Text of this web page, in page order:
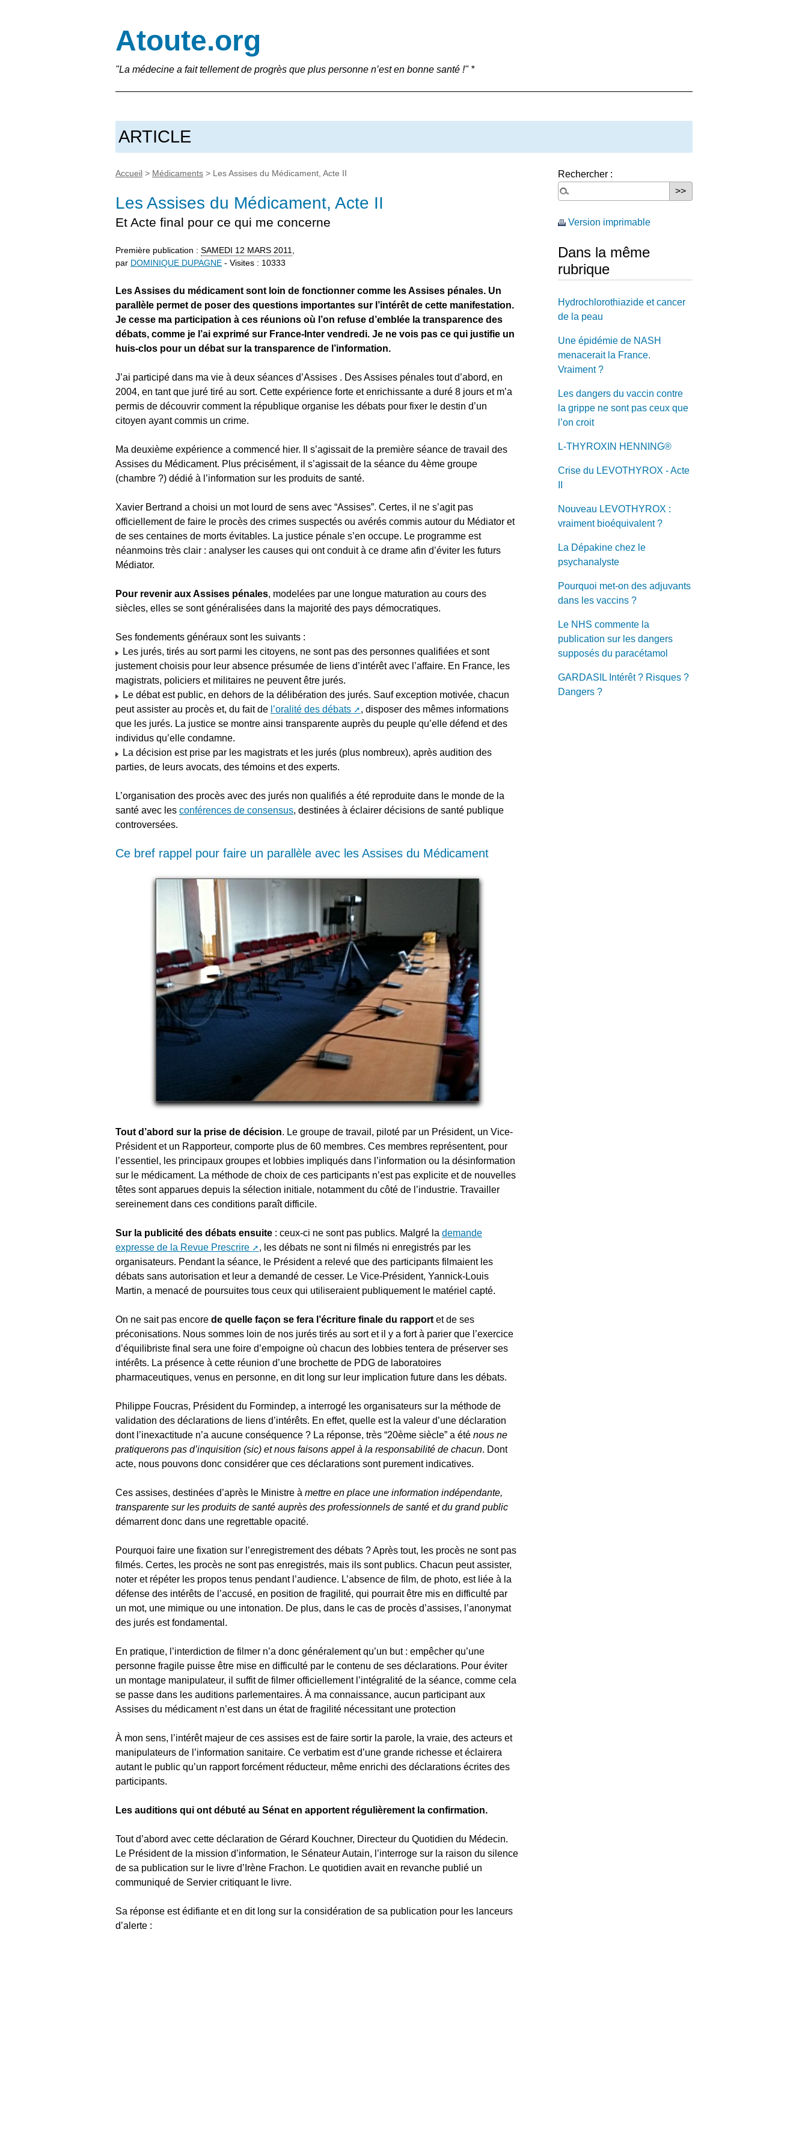
Atoute.org
"La médecine a fait tellement de progrès que plus personne n’est en bonne santé !" *
ARTICLE
Accueil > Médicaments > Les Assises du Médicament, Acte II
Les Assises du Médicament, Acte II
Et Acte final pour ce qui me concerne
Première publication : SAMEDI 12 MARS 2011
par DOMINIQUE DUPAGNE - Visites : 10333
Les Assises du médicament sont loin de fonctionner comme les Assises pénales. Un
parallèle permet de poser des questions importantes sur l’intérêt de cette manifestation.
Je cesse ma participation à ces réunions où l’on refuse d’emblée la transparence des
débats, comme je l’ai exprimé sur France-Inter vendredi. Je ne vois pas ce qui justifie un
huis-clos pour un débat sur la transparence de l’information.
J’ai participé dans ma vie à deux séances d’Assises . Des Assises pénales tout d’abord, en
2004, en tant que juré tiré au sort. Cette expérience forte et enrichissante a duré 8 jours et m’a
permis de découvrir comment la république organise les débats pour fixer le destin d’un
citoyen ayant commis un crime.
Ma deuxième expérience a commencé hier. Il s’agissait de la première séance de travail des
Assises du Médicament. Plus précisément, il s’agissait de la séance du 4ème groupe
(chambre ?) dédié à l’information sur les produits de santé.
Xavier Bertrand a choisi un mot lourd de sens avec “Assises”. Certes, il ne s’agit pas
officiellement de faire le procès des crimes suspectés ou avérés commis autour du Médiator et
de ses centaines de morts évitables. La justice pénale s’en occupe. Le programme est
néanmoins très clair : analyser les causes qui ont conduit à ce drame afin d’éviter les futurs
Médiator.
Pour revenir aux Assises pénales, modelées par une longue maturation au cours des
siècles, elles se sont généralisées dans la majorité des pays démocratiques.
Ses fondements généraux sont les suivants :
Les jurés, tirés au sort parmi les citoyens, ne sont pas des personnes qualifiées et sont
justement choisis pour leur absence présumée de liens d’intérêt avec l’affaire. En France, les
magistrats, policiers et militaires ne peuvent être jurés.
Le débat est public, en dehors de la délibération des jurés. Sauf exception motivée, chacun
peut assister au procès et, du fait de l’oralité des débats
, disposer des mêmes informations
que les jurés. La justice se montre ainsi transparente auprès du peuple qu’elle défend et des
individus qu’elle condamne.
La décision est prise par les magistrats et les jurés (plus nombreux), après audition des
parties, de leurs avocats, des témoins et des experts.
L’organisation des procès avec des jurés non qualifiés a été reproduite dans le monde de la
santé avec les conférences de consensus, destinées à éclairer décisions de santé publique
controversées.
Ce bref rappel pour faire un parallèle avec les Assises du Médicament
Tout d’abord sur la prise de décision. Le groupe de travail, piloté par un Président, un Vice-
Président et un Rapporteur, comporte plus de 60 membres. Ces membres représentent, pour
l’essentiel, les principaux groupes et lobbies impliqués dans l’information ou la désinformation
sur le médicament. La méthode de choix de ces participants n’est pas explicite et de nouvelles
têtes sont apparues depuis la sélection initiale, notamment du côté de l’industrie. Travailler
sereinement dans ces conditions paraît difficile.
Sur la publicité des débats ensuite : ceux-ci ne sont pas publics. Malgré la demande
expresse de la Revue Prescrire
, les débats ne sont ni filmés ni enregistrés par les
organisateurs. Pendant la séance, le Président a relevé que des participants filmaient les
débats sans autorisation et leur a demandé de cesser. Le Vice-Président, Yannick-Louis
Martin, a menacé de poursuites tous ceux qui utiliseraient publiquement le matériel capté.
On ne sait pas encore de quelle façon se fera l’écriture finale du rapport et de ses
préconisations. Nous sommes loin de nos jurés tirés au sort et il y a fort à parier que l’exercice
d’équilibriste final sera une foire d’empoigne où chacun des lobbies tentera de préserver ses
intérêts. La présence à cette réunion d’une brochette de PDG de laboratoires
pharmaceutiques, venus en personne, en dit long sur leur implication future dans les débats.
Philippe Foucras, Président du Formindep, a interrogé les organisateurs sur la méthode de
validation des déclarations de liens d’intérêts. En effet, quelle est la valeur d’une déclaration
dont l’inexactitude n’a aucune conséquence ? La réponse, très “20ème siècle” a été nous ne
pratiquerons pas d’inquisition (sic) et nous faisons appel à la responsabilité de chacun. Dont
acte, nous pouvons donc considérer que ces déclarations sont purement indicatives.
Ces assises, destinées d’après le Ministre à mettre en place une information indépendante,
transparente sur les produits de santé auprès des professionnels de santé et du grand public
démarrent donc dans une regrettable opacité.
Pourquoi faire une fixation sur l’enregistrement des débats ? Après tout, les procès ne sont pas
filmés. Certes, les procès ne sont pas enregistrés, mais ils sont publics. Chacun peut assister,
noter et répéter les propos tenus pendant l’audience. L’absence de film, de photo, est liée à la
défense des intérêts de l’accusé, en position de fragilité, qui pourrait être mis en difficulté par
un mot, une mimique ou une intonation. De plus, dans le cas de procès d’assises, l’anonymat
des jurés est fondamental.
En pratique, l’interdiction de filmer n’a donc généralement qu’un but : empêcher qu’une
personne fragile puisse être mise en difficulté par le contenu de ses déclarations. Pour éviter
un montage manipulateur, il suffit de filmer officiellement l’intégralité de la séance, comme cela
se passe dans les auditions parlementaires. À ma connaissance, aucun participant aux
Assises du médicament n’est dans un état de fragilité nécessitant une protection
À mon sens, l’intérêt majeur de ces assises est de faire sortir la parole, la vraie, des acteurs et
manipulateurs de l’information sanitaire. Ce verbatim est d’une grande richesse et éclairera
autant le public qu’un rapport forcément réducteur, même enrichi des déclarations écrites des
participants.
Les auditions qui ont débuté au Sénat en apportent régulièrement la confirmation.
Tout d’abord avec cette déclaration de Gérard Kouchner, Directeur du Quotidien du Médecin.
Le Président de la mission d’information, le Sénateur Autain, l’interroge sur la raison du silence
de sa publication sur le livre d’Irène Frachon. Le quotidien avait en revanche publié un
communiqué de Servier critiquant le livre.
Sa réponse est édifiante et en dit long sur la considération de sa publication pour les lanceurs
d’alerte :
Rechercher :
Version imprimable
Dans la même
rubrique
Hydrochlorothiazide et cancer
de la peau
Une épidémie de NASH
menacerait la France.
Vraiment ?
Les dangers du vaccin contre
la grippe ne sont pas ceux que
l’on croit
L-THYROXIN HENNING®
Crise du LEVOTHYROX - Acte
Nouveau LEVOTHYROX :
vraiment bioéquivalent ?
La Dépakine chez le
psychanalyste
Pourquoi met-on des adjuvants
dans les vaccins ?
Le NHS commente la
publication sur les dangers
supposés du paracétamol
GARDASIL Intérêt ? Risques ?
Dangers ?